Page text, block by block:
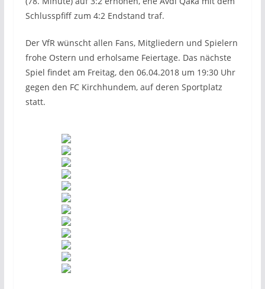
Schlusspfiff zum 4:2 Endstand traf.
Der VfR wünscht allen Fans, Mitgliedern und Spielern
frohe Ostern und erholsame Feiertage. Das nächste
Spiel findet am Freitag, den 06.04.2018 um 19:30 Uhr
gegen den FC Kirchhundem, auf deren Sportplatz
statt.